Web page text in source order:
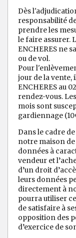
Dès
responsabilité
prendre les
le faire assurer.
ENCHERES ne
ou de vol.
Pour
jour de la vente,
ENCHERES au
rendez-vous.
mois sont
gardiennage
Dans le cadre
notre maison
données à
vendeur et
d’un droit
leurs données
directement à
pourra utiliser
de satisfaire à
opposition des
d’exercice de